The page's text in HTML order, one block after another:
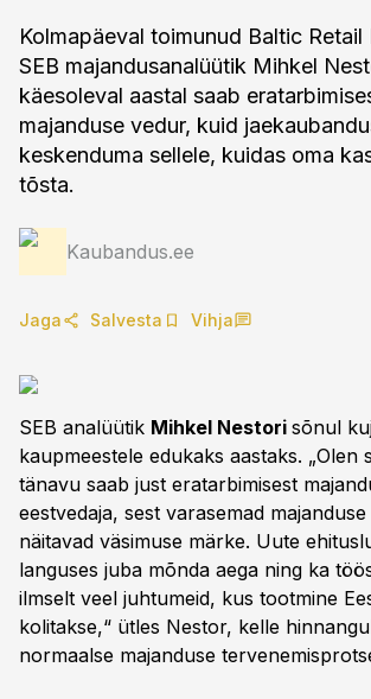
Kolmapäeval toimunud Baltic Retail
SEB majandusanalüütik Mihkel
käesoleval aastal saab
majanduse vedur, kuid
keskenduma sellele, kuidas oma
tõsta.
Kaubandus.ee
Jaga Salvesta Vihja
SEB analüütik Mihkel Nestori sõnul
kaupmeestele edukaks aastaks. „Olen
tänavu saab just eratarbimisest
eestvedaja, sest varasemad
näitavad väsimuse märke. Uute
languses juba mõnda aega ning ka
ilmselt veel juhtumeid, kus tootmine
kolitakse,“ ütles Nestor, kelle
normaalse majanduse